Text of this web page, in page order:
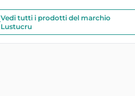
Vedi tutti i prodotti del marchio
Lustucru